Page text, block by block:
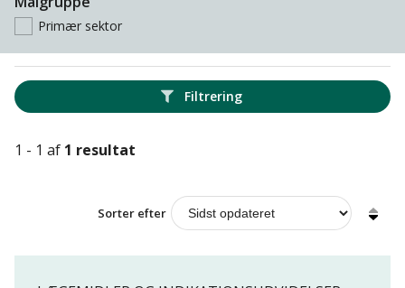
Primær sektor
Filtrering
1 - 1 af 1 resultat
Sorter efter